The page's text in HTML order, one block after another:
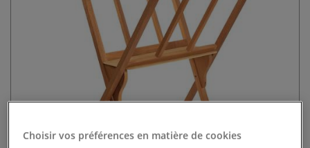
Choisir vos préférences en matière de cookies